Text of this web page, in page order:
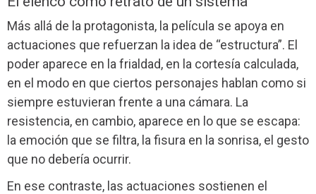
Más allá de la protagonista, la película se apoya en
actuaciones que refuerzan la idea de “estructura”. El
poder aparece en la frialdad, en la cortesía calculada,
en el modo en que ciertos personajes hablan como si
siempre estuvieran frente a una cámara. La
resistencia, en cambio, aparece en lo que se escapa:
la emoción que se filtra, la fisura en la sonrisa, el gesto
que no debería ocurrir.
En ese contraste, las actuaciones sostienen el